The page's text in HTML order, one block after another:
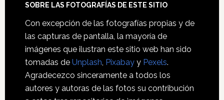
SOBRE LAS FOTOGRAFÍAS DE ESTE SITIO
Con excepción de las fotografías propias y de
las capturas de pantalla, la mayoría de
imágenes que ilustran este sitio web han sido
tomadas de Unplash Pixabayy Pexels.
Agradecezco sinceramente a todos los
autores y autoras de las fotos su contribución